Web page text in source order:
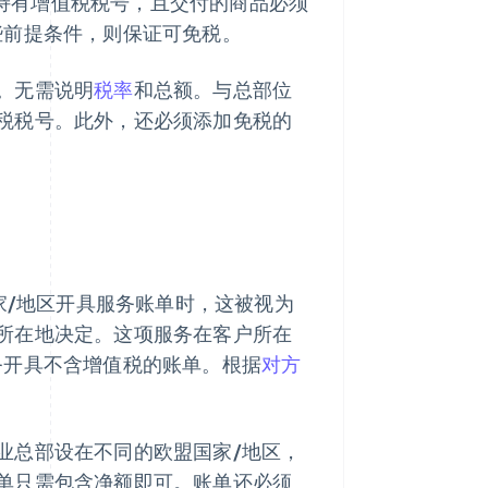
提条件，则保证可免税。
无需说明税率和总额。与总部位
税号。此外，还必须添加免税的
地区开具服务账单时，这被视为
在地决定。这项服务在客户所在
具不含增值税的账单。根据对方
部设在不同的欧盟国家/地区，
只需包含净额即可。账单还必须